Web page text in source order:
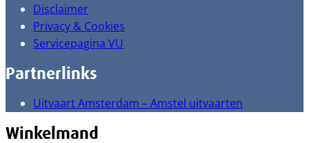
Disclaimer
Privacy & Cookies
Servicepagina VU
Partnerlinks
Uitvaart Amsterdam – Amstel uitvaarten
Winkelmand